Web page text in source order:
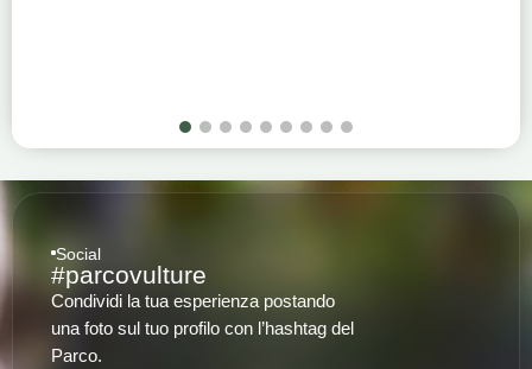
4 5 6 7 8 9
Social
#parcovulture
Condividi la tua esperienza postando
una foto sul tuo profilo con l’hashtag del
Parco.